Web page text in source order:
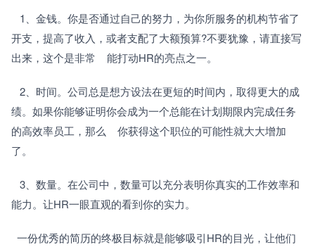
开支，提高了收入，或者支配了大额预算?不要犹豫，请直接写
出来，这个是非常    能打动HR的亮点之一。
绩。如果你能够证明你会成为一个总能在计划期限内完成任务
的高效率员工，那么    你获得这个职位的可能性就大大增加
了。
能力。让HR一眼直观的看到你的实力。